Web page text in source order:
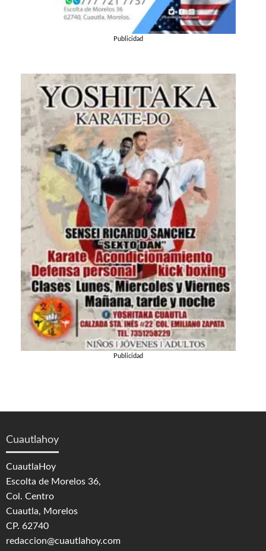
Publicidad
Publicidad
Cuautlahoy
CuautlaHoy
Escolta de Morelos 36,
Col. Centro
Cuautla, Morelos
CP. 62740
redaccion@cuautlahoy.com